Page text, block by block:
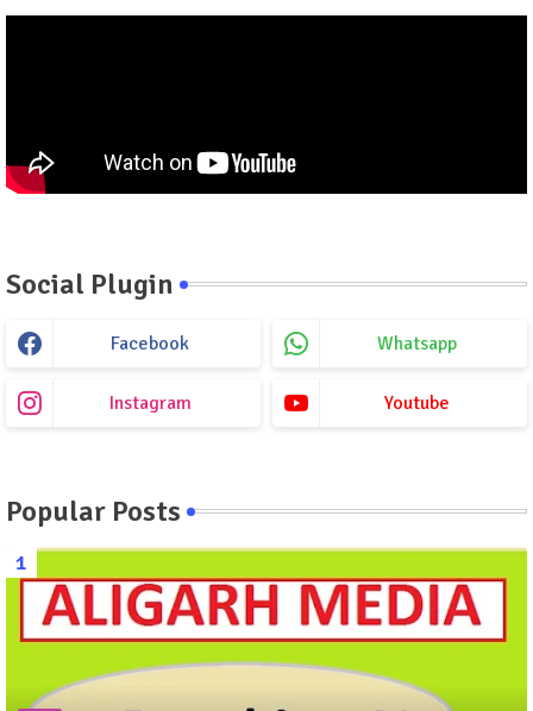
Social Plugin
Facebook Whatsapp
Instagram Youtube
Popular Posts